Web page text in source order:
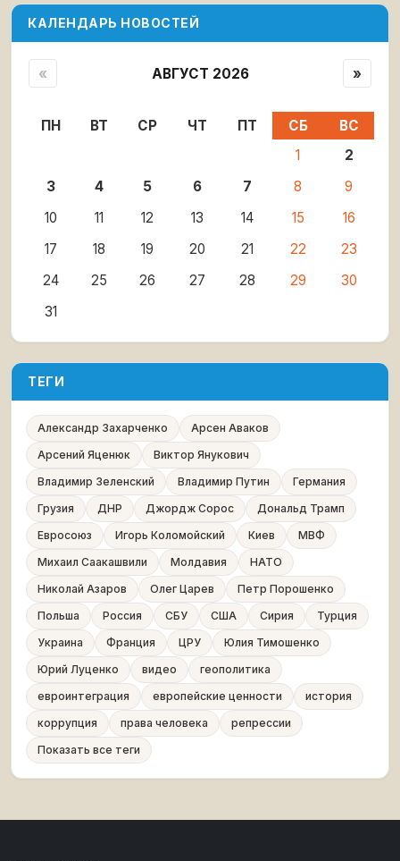
КАЛЕНДАРЬ НОВОСТЕЙ
« АВГУСТ 2026 »
ПН ВТ СР ЧТ ПТ СБ
ВС
1
2
3
4 5 6 7 8
9
10
11 12 13 14 15
16
17
18 19 20 21 22
23
24
25 26 27 28 29
30
31
ТЕГИ
Александр Захарченко
Арсен Аваков
Арсений Яценюк
Виктор Янукович
Владимир Зеленский
Владимир Путин
Германия
Грузия
ДНР Джордж Сорос
Дональд Трамп
Евросоюз
Игорь Коломойский Киев
МВФ
Михаил Саакашвили
Молдавия
НАТО
Николай Азаров
Олег Царев
Петр Порошенко
Польша
Россия СБУ США Сирия
Турция
Украина
Франция ЦРУ
Юлия Тимошенко
Юрий Луценко
видео
геополитика
евроинтеграция
европейские ценности
история
коррупция
права человека
репрессии
Показать все теги